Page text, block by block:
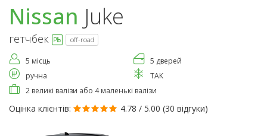
Nissan Juke
гетчбек off-road
5 місць
5 дверей
ручна
ТАК
2 великі валізи або 4 маленькі валізи
Оцінка клієнтів: 4.78 / 5.00 (30 відгуки)